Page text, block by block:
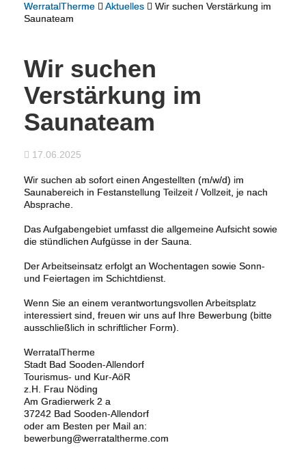
WerratalTherme Aktuelles
Wir suchen Verstärkung im
Saunateam
Wir suchen
Verstärkung im
Saunateam
17.06.2025
Wir suchen ab sofort einen Angestellten (m/w/d) im
Saunabereich in Festanstellung Teilzeit / Vollzeit, je nach
Absprache.
Das Aufgabengebiet umfasst die allgemeine Aufsicht sowie
die stündlichen Aufgüsse in der Sauna.
Der Arbeitseinsatz erfolgt an Wochentagen sowie Sonn-
und Feiertagen im Schichtdienst.
Wenn Sie an einem verantwortungsvollen Arbeitsplatz
interessiert sind, freuen wir uns auf Ihre Bewerbung (bitte
ausschließlich in schriftlicher Form).
WerratalTherme
Stadt Bad Sooden-Allendorf
Tourismus- und Kur-AöR
z.H. Frau Nöding
Am Gradierwerk 2 a
37242 Bad Sooden-Allendorf
oder am Besten per Mail an:
bewerbung@werrataltherme.com